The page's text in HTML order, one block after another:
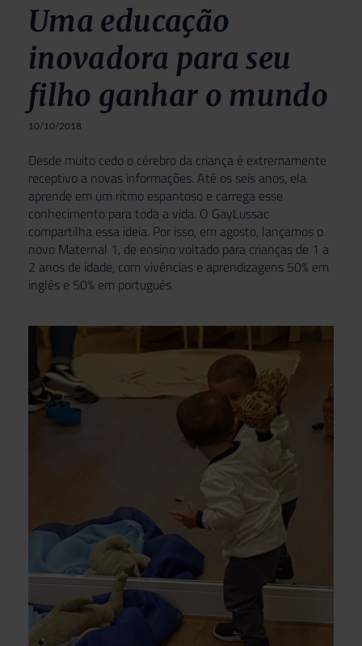
Uma educação
inovadora para seu
filho ganhar o mundo
10/10/2018
Desde muito cedo o cérebro da criança é extremamente
receptivo a novas informações. Até os seis anos, ela
aprende em um ritmo espantoso e carrega esse
conhecimento para toda a vida. O GayLussac
compartilha essa ideia. Por isso, em agosto, lançamos o
novo Maternal 1, de ensino voltado para crianças de 1 a
2 anos de idade, com vivências e aprendizagens 50% em
inglês e 50% em português.